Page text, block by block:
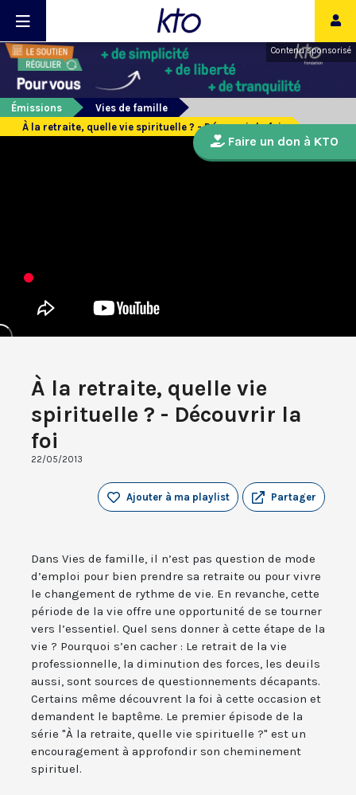
Contenu sponsorisé
Émissions
Vies de famille
À la retraite, quelle vie spirituelle ? - Découvrir la foi
À la retraite, quelle vie
spirituelle ? - Découvrir la
foi
22/05/2013
Partager
Ajouter à ma playlist
Dans Vies de famille, il n’est pas question de mode
d’emploi pour bien prendre sa retraite ou pour vivre
le changement de rythme de vie. En revanche, cette
période de la vie offre une opportunité de se tourner
vers l’essentiel. Quel sens donner à cette étape de la
vie ? Pourquoi s’en cacher : Le retrait de la vie
professionnelle, la diminution des forces, les deuils
aussi, sont sources de questionnements décapants.
Certains même découvrent la foi à cette occasion et
demandent le baptême. Le premier épisode de la
série "À la retraite, quelle vie spirituelle ?" est un
encouragement à approfondir son cheminement
spirituel.
Faire un don à KTO